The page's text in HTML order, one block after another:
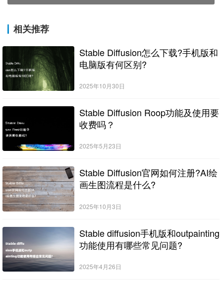
相关推荐
Stable Diffusion怎么下载?手机版和
电脑版有何区别?
2025年10月30日
Stable Diffusion Roop功能及使用要
收费吗？
2025年5月23日
Stable Diffusion官网如何注册?AI绘
画生图流程是什么?
2025年10月3日
Stable diffusion手机版和outpainting
功能使用有哪些常见问题?
2025年4月26日